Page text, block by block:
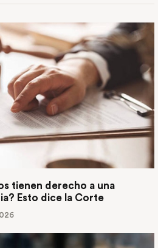
tienen derecho a una
Esto dice la Corte